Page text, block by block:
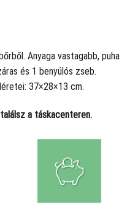
Anyaga vastagabb, puha
és 1 benyúlós zseb.
37×28×13 cm.
a táskacenteren.